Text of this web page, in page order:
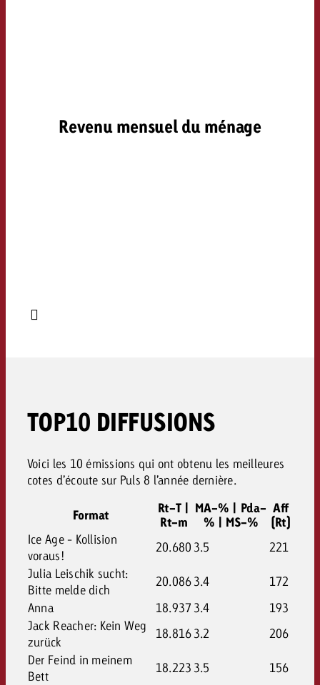
Revenu mensuel du ménage
TOP10 DIFFUSIONS
Voici les 10 émissions qui ont obtenu les meilleures
cotes d’écoute sur Puls 8 l’année dernière.
Format
Rt-T |
Rt-m
MA-% | Pda-
% | MS-%
Aff
(Rt)
Ice Age - Kollision
voraus!
20.680 3.5
221
Julia Leischik sucht:
Bitte melde dich
20.0863.4
172
Anna
18.937 3.4
193
Jack Reacher: Kein Weg
zurück
18.8163.2
206
Der Feind in meinem
Bett
18.223 3.5
156